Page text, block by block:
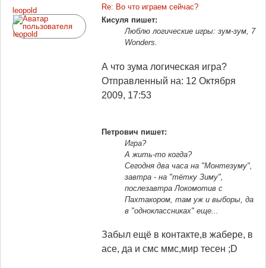
leopold
Re: Во что играем сейчас?
Кисуля пишет:
Люблю логические игры: зум-зум, 7
Wonders.
А что зума логическая игра?
Отправленный на: 12 Октября
2009, 17:53
Петрович пишет:
Игра?
А жить-то когда?
Сегодня два часа на "Монтезуму",
завтра - на "тётку Зиму",
послезавтра Локомотив с
Пахтакором, там уж и выборы, да
в "одноклассниках" еще...
Забыл ещё в контакте,в жабере, в
асе, да и смс ммс,мир тесен ;D